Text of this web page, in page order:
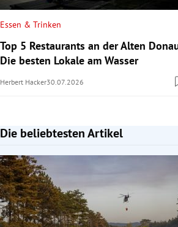
Essen & Trinken
Top 5 Restaurants an der Alten
Die besten Lokale am Wasser
Herbert Hacker30.07.2026
Die beliebtesten Artikel
Slide 1 von 7